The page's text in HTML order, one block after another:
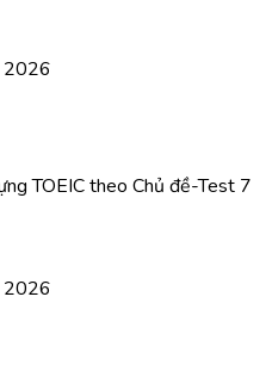
2026
2026